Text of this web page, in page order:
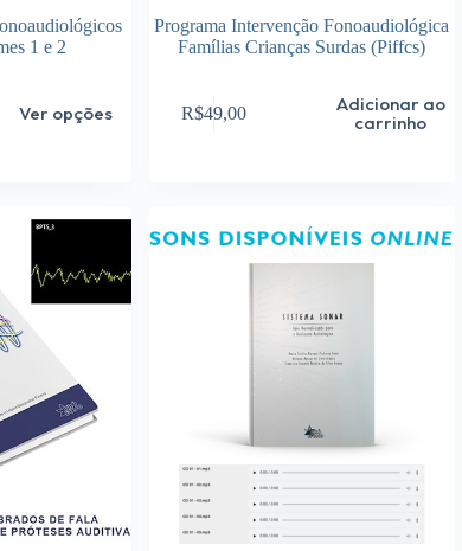
1 e 2
Ver opções
Programa Intervenção Fonoaudiológica
Famílias Crianças Surdas (Piffcs)
R$49,00
Adicionar ao
carrinho